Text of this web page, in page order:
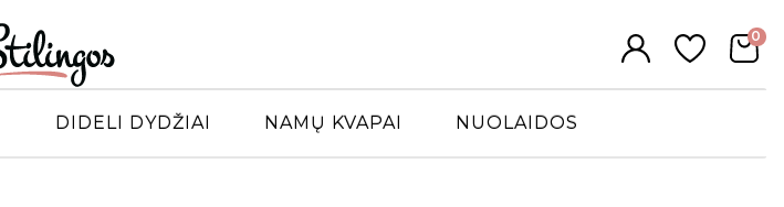
0
DIDELI DYDŽIAI NAMŲ KVAPAI NUOLAIDOS